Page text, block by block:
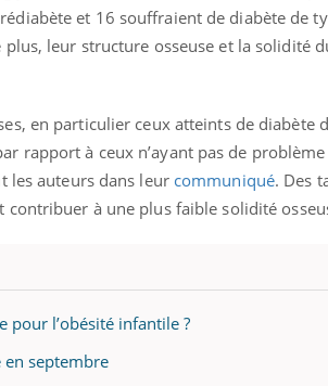
et 16 souffraient de diabète de
leur structure osseuse et la solidité
en particulier ceux atteints de diabète
rapport à ceux n’ayant pas de
les auteurs dans leur communiqué. Des
contribuer à une plus faible solidité
pour l’obésité infantile ?
en septembre